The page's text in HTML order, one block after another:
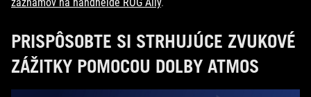
PRISPÔSOBTE SI STRHUJÚCE ZVUKOVÉ
ZÁŽITKY POMOCOU DOLBY ATMOS